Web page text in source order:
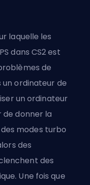
laquelle les
dans CS2 est
de
un ordinateur de
un ordinateur
donner la
modes turbo
des
des
Une fois que